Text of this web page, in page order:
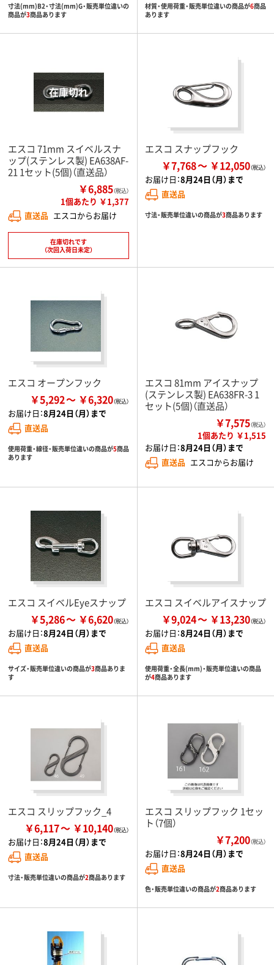
寸法(mm)B2・寸法(mm)G・販売単位違いの
商品が3商品あります
材質・使用荷重・販売単位違いの商品が6商品
あります
エスコ 71mm スイベルスナ
ップ(ステンレス製) EA638AF-
21 1セット(5個)（直送品）
￥6,885（税込）
1個あたり ￥1,377
直送品 エスコからお届け
在庫切れです
（次回入荷日未定）
エスコ スナップフック
￥7,768 ￥12,050
お届け日：8月24日（月）まで
直送品
寸法・販売単位違いの商品が3商品あります
エスコ オープンフック
￥5,292 ￥6,320
お届け日：8月24日（月）まで
直送品
使用荷重・線径・販売単位違いの商品が5商品
あります
エスコ 81mm アイスナップ
(ステンレス製) EA638FR-3 1
セット(5個)（直送品）
￥7,575（税込）
1個あたり ￥1,515
お届け日：8月24日（月）まで
直送品 エスコからお届け
エスコ スイベルEyeスナップ
￥5,286 ￥6,620
お届け日：8月24日（月）まで
直送品
サイズ・販売単位違いの商品が3商品ありま
す
エスコ スイベルアイスナップ
￥9,024 ￥13,230
お届け日：8月24日（月）まで
直送品
使用荷重・全長(mm)・販売単位違いの商品
が4商品あります
エスコ スリップフック_4
￥6,117 ￥10,140
お届け日：8月24日（月）まで
直送品
寸法・販売単位違いの商品が2商品あります
エスコ スリップフック 1セッ
ト（7個）
￥7,200（税込）
お届け日：8月24日（月）まで
直送品
色・販売単位違いの商品が2商品あります